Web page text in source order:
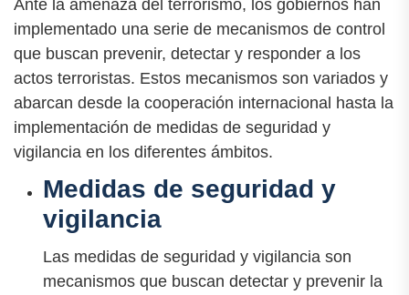
Ante la amenaza del terrorismo, los gobiernos han
implementado una serie de mecanismos de control
que buscan prevenir, detectar y responder a los
actos terroristas. Estos mecanismos son variados y
abarcan desde la cooperación internacional hasta la
implementación de medidas de seguridad y
vigilancia en los diferentes ámbitos.
Medidas de seguridad y
vigilancia
Las medidas de seguridad y vigilancia son
mecanismos que buscan detectar y prevenir la